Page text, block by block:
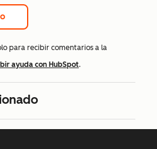
para recibir comentarios a la
ayuda con HubSpot.